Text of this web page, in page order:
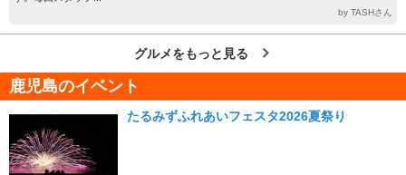
by TASHさん
グルメをもっと見る
鹿児島のイベント
たるみずふれあいフェスタ2026夏祭り